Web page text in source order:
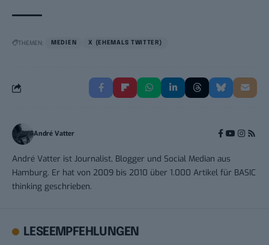
THEMEN: MEDIEN X (EHEMALS TWITTER)
André Vatter
André Vatter ist Journalist, Blogger und Social Median aus
Hamburg. Er hat von 2009 bis 2010 über 1.000 Artikel für BASIC
thinking geschrieben.
LESEEMPFEHLUNGEN